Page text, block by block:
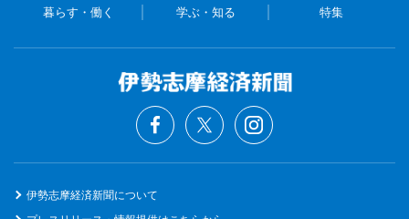
暮らす・働く 学ぶ・知る 特集
伊勢志摩経済新聞について